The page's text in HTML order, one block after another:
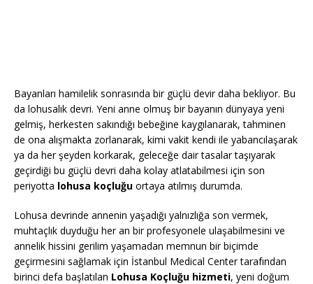
Bayanları hamilelik sonrasında bir güçlü devir daha bekliyor. Bu
da lohusalık devri. Yeni anne olmuş bir bayanın dünyaya yeni
gelmiş, herkesten sakındığı bebeğine kaygılanarak, tahminen
de ona alışmakta zorlanarak, kimi vakit kendi ile yabancılaşarak
ya da her şeyden korkarak, geleceğe dair tasalar taşıyarak
geçirdiği bu güçlü devri daha kolay atlatabilmesi için son
periyotta lohusa koçluğu ortaya atılmış durumda.
Lohusa devrinde annenin yaşadığı yalnızlığa son vermek,
muhtaçlık duyduğu her an bir profesyonele ulaşabilmesini ve
annelik hissini gerilim yaşamadan memnun bir biçimde
geçirmesini sağlamak için İstanbul Medical Center tarafından
birinci defa başlatılan Lohusa Koçluğu hizmeti, yeni doğum